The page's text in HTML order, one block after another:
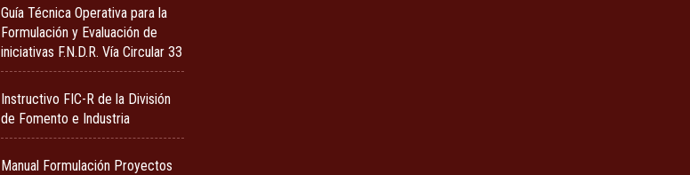
Guía Técnica Operativa para la
Formulación y Evaluación de
iniciativas F.N.D.R. Vía Circular 33
Instructivo FIC-R de la División
de Fomento e Industria
Manual Formulación Proyectos